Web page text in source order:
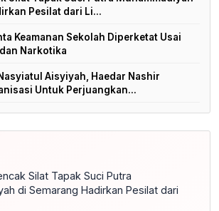
Pesilat dari Li...
Keamanan Sekolah Diperketat Usai
Narkotika
Aisyiyah, Haedar Nashir
Untuk Perjuangkan...
Silat Tapak Suci Putra
di Semarang Hadirkan Pesilat dari